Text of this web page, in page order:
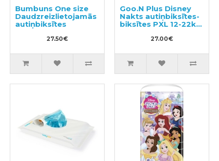
Bumbuns One size
Daudzreizlietojamās
autiņbiksītes
27.50€
Goo.N Plus Disney
Nakts autiņbiksītes-
biksītes PXL 12-22kg
27.00€